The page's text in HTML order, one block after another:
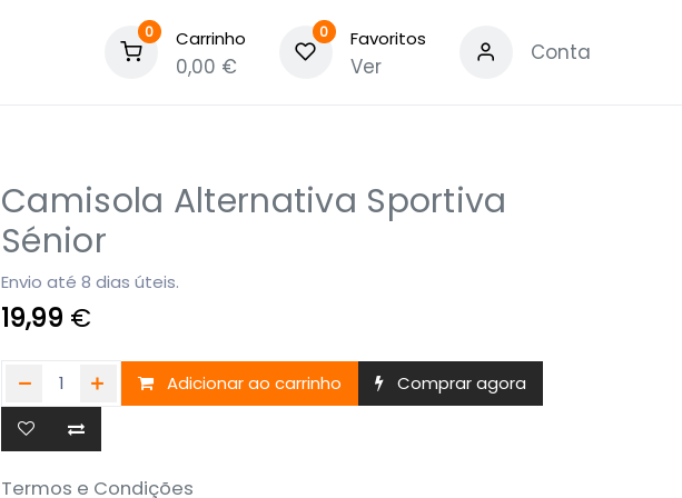
0 Carrinho
0,00 €
0 Favoritos
Ver
Conta
Camisola Alternativa Sportiva
Sénior
Envio até 8 dias úteis.
19,99 €
Adicionar ao carrinho Comprar agora
Termos e Condições